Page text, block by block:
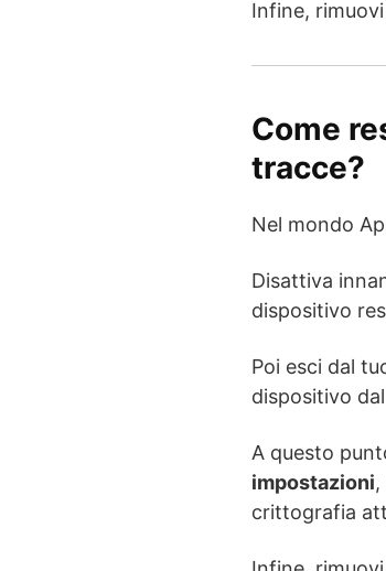
Infine,
Come
tracce?
Nel mondo
Disattiva
dispositivo
Poi esci dal
dispositivo
A questo
impostazioni
crittografia